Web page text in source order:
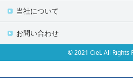
当社について
お問い合わせ
© 2021 CieL All Rights